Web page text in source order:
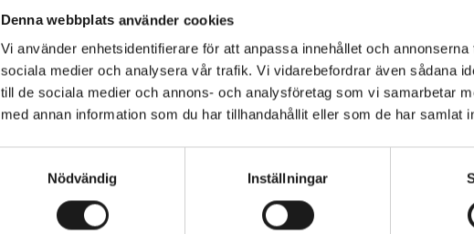
Denna webbplats använder cookies
Vi använder enhetsidentifierare för att anpassa innehållet och
sociala medier och analysera vår trafik. Vi vidarebefordrar även sådana
till de sociala medier och annons- och analysföretag som vi samarbetar
med annan information som du har tillhandahållit eller som de har samlat
Nödvändig Inställningar
Scott Sierra Mips är en högpresterande och
cykling, oavsett om du cyklar på grus, stig eller
en avtagbar skärm och justerbar vaddering, vilket
den efter dina behov och den typ av cykling du
kompakta och strömlinjeformade profilen ger en
håller hjälmen på plats även under mer krävande
ANVÄNDARE
Junior
HUVUDOMKRETS
61 cm, 60 cm, 59 cm, 58 cm, 57 cm, 56 cm, 55